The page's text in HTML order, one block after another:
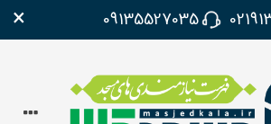
09135527035
×